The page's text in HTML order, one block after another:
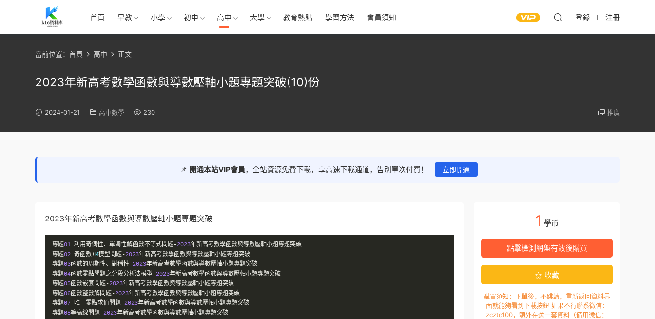
首頁 早教 小學 初中 高中 大學 教育熱點 學習方法 會員須知 登錄 注冊
當前位置： 首頁 高中 正文
2023年新高考數學函數與導數壓軸小題專題突破(10)份
2024-01-21 高中數學 230 推廣
📌 開通本站VIP會員，全站資源免費下載，享高速下載通道，告别單次付費！ 立即開通
2023年新高考數學函數與導數壓軸小題專題突破
專題01 利用奇偶性、單調性解函數不等式問題-2023年新高考數學函數與導數壓軸小題專題突破
專題02 奇函數+M模型問題-2023年新高考數學函數與導數壓軸小題專題突破
專題03函數的周期性、對稱性-2023年新高考數學函數與導數壓軸小題專題突破
專題04函數零點問題之分段分析法模型-2023年新高考數學函數與導數壓軸小題專題突破
專題05函數嵌套問題-2023年新高考數學函數與導數壓軸小題專題突破
專題06函數整數解問題-2023年新高考數學函數與導數壓軸小題專題突破
專題07 唯一零點求值問題-2023年新高考數學函數與導數壓軸小題專題突破
專題08等高線問題-2023年新高考數學函數與導數壓軸小題專題突破
1 學币
點擊檢測網盤有效後購買
收藏
購買須知：下單後，不跳轉，重新返回資料界
面就能夠看到下載按鈕 如果不行聯系微信：
zcztc100，額外在送一套資料（備用微信：